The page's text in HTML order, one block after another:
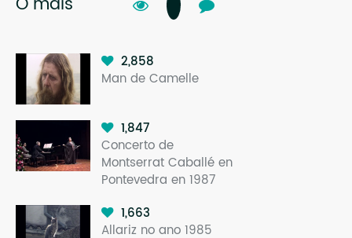
2,858
Man de Camelle
1,847
Concerto de
Montserrat Caballé en
Pontevedra en 1987
1,663
Allariz no ano 1985